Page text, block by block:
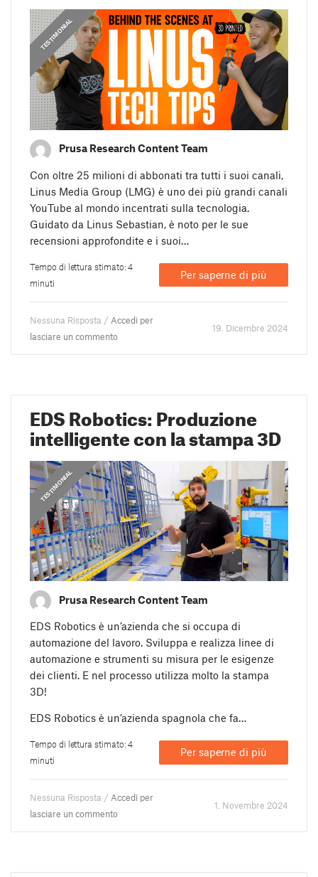
IN PRIMO PIANO
,
PRUSA STORIES
TESTIMONIAL
Prusa Research Content Team
Con oltre 25 milioni di abbonati tra tutti i suoi canali,
Linus Media Group (LMG) è uno dei più grandi canali
YouTube al mondo incentrati sulla tecnologia.
Guidato da Linus Sebastian, è noto per le sue
recensioni approfondite e i suoi…
Tempo di lettura stimato: 4
minuti
Per saperne di più
Nessuna Risposta / Accedi per
lasciare un commento
19. Dicembre 2024
EDS Robotics: Produzione
intelligente con la stampa 3D
PRUSA STORIES
,
PRUSA STORIES
TESTIMONIAL
TESTIMONIAL
Prusa Research Content Team
EDS Robotics è un’azienda che si occupa di
automazione del lavoro. Sviluppa e realizza linee di
automazione e strumenti su misura per le esigenze
dei clienti. E nel processo utilizza molto la stampa
3D!
EDS Robotics è un’azienda spagnola che fa…
Tempo di lettura stimato: 4
minuti
Per saperne di più
Nessuna Risposta / Accedi per
lasciare un commento
1. Novembre 2024